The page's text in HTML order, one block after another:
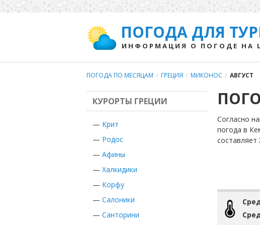
ПОГОДА ДЛЯ
ИНФОРМАЦИЯ О ПОГОДЕ НА
ПОГОДА ПО МЕСЯЦАМ / ГРЕЦИЯ / МИКОНОС / АВГУСТ
КУРОРТЫ ГРЕЦИИ
— Крит
— Родос
— Афины
— Халкидики
— Корфу
— Салоники
— Санторини
Согласно
погода в
составляет